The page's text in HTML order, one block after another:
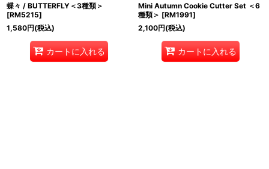
蝶々 / BUTTERFLY＜3種類＞
[RM5215]
1,580円(税込)
カートに入れる
Mini Autumn Cookie Cutter Set ＜6
種類＞ [RM1991]
2,100円(税込)
カートに入れる